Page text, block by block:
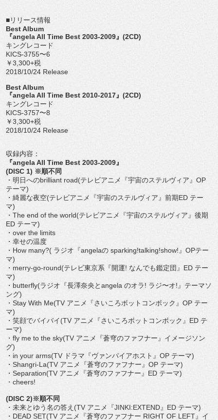
■リリース情報
Best Album
『angela All Time Best 2003-2009』(2CD)
キングレコード
KICS-3755〜6
￥3,300+税
2018/10/24 Release
Best Album
『angela All Time Best 2010-2017』(2CD)
キングレコード
KICS-3757〜8
￥3,300+税
2018/10/24 Release
収録内容：
『angela All Time Best 2003-2009』
(DISC 1) ※順不同
・明日へのbrilliant road(テレビアニメ『宇宙のステルヴィア』OP
テーマ)
・綺麗な夜空(テレビアニメ『宇宙のステルヴィア』前期ED テー
マ)
・The end of the world(テレビアニメ『宇宙のステルヴィア』後期
ED テーマ)
・over the limits
・幸せの温度
・How many?( ラジオ『angelaの sparking!talking!show!』OPテー
マ)
・merry-go-round(テレビ東京系『開運! なんでも鑑定団』ED テー
マ)
・butterfly(ラジオ『長澤奈央とangela のオラ! ラジ〜オ!』テーマソ
ング)
・Stay With Me(TV アニメ『さいころボットコンボック』OP テー
マ)
・笑顔でバイバイ(TV アニメ『さいころボットコンボック』ED テ
ーマ)
・fly me to the sky(TV アニメ『蒼穹のファフナー』イメージソン
グ)
・in your arms(TV ドラマ『ヴァンパイアホスト』OP テーマ)
・Shangri-La(TV アニメ『蒼穹のファフナー』OP テーマ)
・Separation(TV アニメ『蒼穹のファフナー』ED テーマ)
・cheers!
(DISC 2)※順不同
・未来とゆう名の答え(TV アニメ『JINKI:EXTEND』ED テーマ)
・DEAD SET(TV アニメ『蒼穹のファフナー RIGHT OF LEFT』イ